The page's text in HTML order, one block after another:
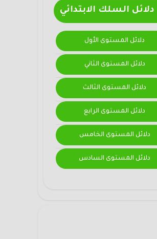
دلائل السلك الابتدائي
دلائل المستوى الأول
دلائل المستوى الثاني
دلائل المستوى الثالث
دلائل المستوى الرابع
دلائل المستوى الخامس
دلائل المستوى السادس